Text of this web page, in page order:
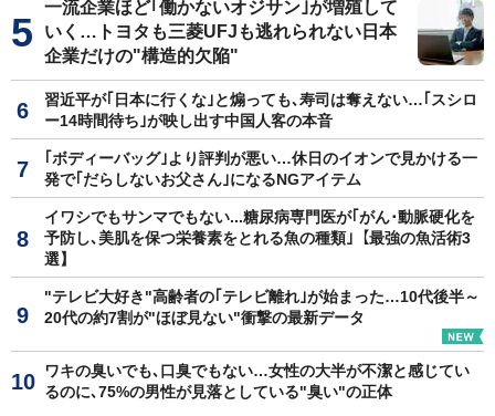
一流企業ほど｢働かないオジサン｣が増殖して
いく…トヨタも三菱UFJも逃れられない日本
企業だけの"構造的欠陥"
習近平が｢日本に行くな｣と煽っても､寿司は奪えない…｢スシロ
ー14時間待ち｣が映し出す中国人客の本音
｢ボディーバッグ｣より評判が悪い…休日のイオンで見かける一
発で｢だらしないお父さん｣になるNGアイテム
イワシでもサンマでもない...糖尿病専門医が｢がん･動脈硬化を
予防し､美肌を保つ栄養素をとれる魚の種類｣【最強の魚活術3
選】
"テレビ大好き"高齢者の｢テレビ離れ｣が始まった…10代後半～
20代の約7割が"ほぼ見ない"衝撃の最新データ
ワキの臭いでも､口臭でもない…女性の大半が不潔と感じてい
るのに､75%の男性が見落としている"臭い"の正体